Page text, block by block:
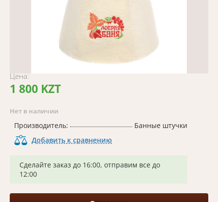
Цена:
1 800 KZT
Нет в наличии
Производитель:
Банные штучки
Добавить к сравнению
Сделайте заказ до 16:00, отправим все до
12:00